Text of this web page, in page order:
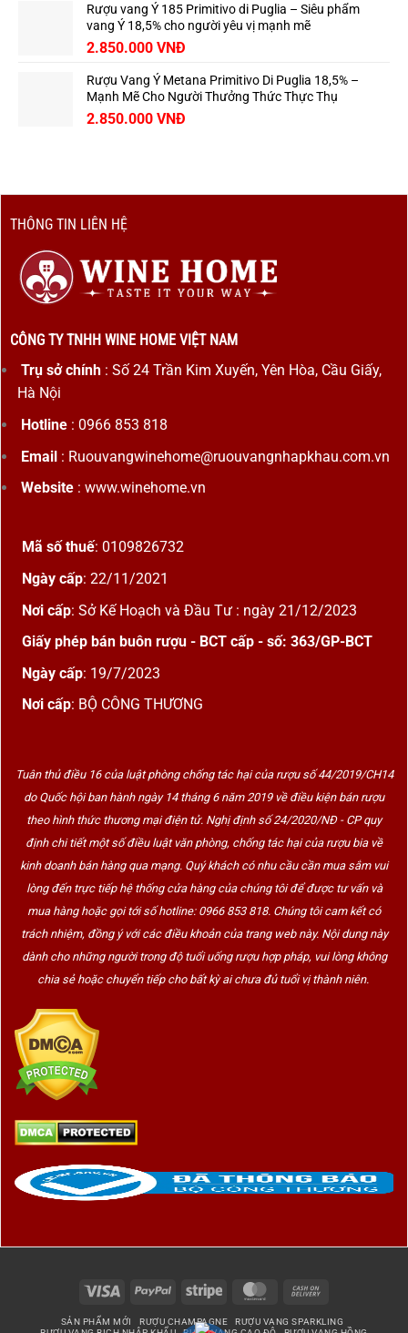
Rượu vang Ý 185 Primitivo di Puglia – Siêu phẩm
vang Ý 18,5% cho người yêu vị mạnh mẽ
2.850.000 VNĐ
Rượu Vang Ý Metana Primitivo Di Puglia 18,5% –
Mạnh Mẽ Cho Người Thưởng Thức Thực Thụ
2.850.000 VNĐ
THÔNG TIN LIÊN HỆ
CÔNG TY TNHH WINE HOME VIỆT NAM
Trụ sở chính: Số 24 Trần Kim Xuyến, Yên Hòa, Cầu Giấy,
Hà Nội
Hotline: 0966 853 818
Email: Ruouvangwinehome@ruouvangnhapkhau.com.vn
Website: www.winehome.vn
Mã số thuế: 0109826732
Ngày cấp: 22/11/2021
Nơi cấp: Sở Kế Hoạch và Đầu Tư : ngày 21/12/2023
Giấy phép bán buôn rượu - BCT cấp - số: 363/GP-BCT
Ngày cấp: 19/7/2023
Nơi cấp: BỘ CÔNG THƯƠNG
Tuân thủ điều 16 của luật phòng chống tác hại của rượu số 44/2019/CH14
do Quốc hội ban hành ngày 14 tháng 6 năm 2019 về điều kiện bán rượu
theo hình thức thương mại điện tử. Nghị định số 24/2020/NĐ - CP quy
định chi tiết một số điều luật văn phòng, chống tác hại của rượu bia về
kinh doanh bán hàng qua mạng. Quý khách có nhu cầu cần mua sắm vui
lòng đến trực tiếp hệ thống cửa hàng của chúng tôi để được tư vấn và
mua hàng hoặc gọi tới số hotline: 0966 853 818. Chúng tôi cam kết có
trách nhiệm, đồng ý với các điều khoản của trang web này. Nội dung này
dành cho những người trong độ tuổi uống rượu hợp pháp, vui lòng không
chia sẻ hoặc chuyển tiếp cho bất kỳ ai chưa đủ tuổi vị thành niên.
Visa PayPal Stripe MasterCard
Delivery
SẢN PHẨM MỚI RƯỢU CHAMPAGNE
RƯỢU VANG SPARKLING